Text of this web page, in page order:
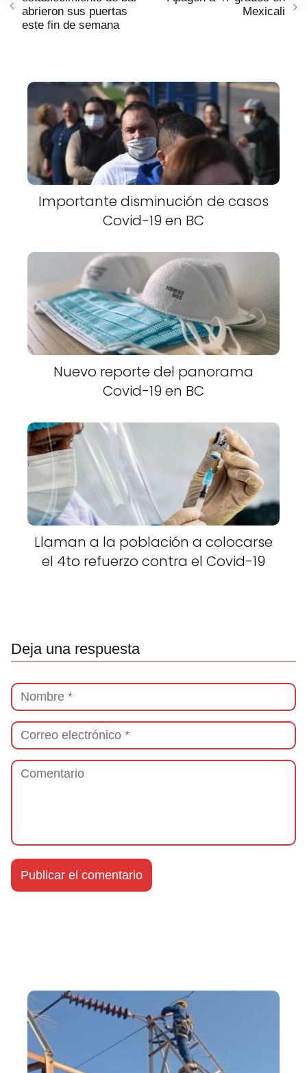
abrieron sus puertas
este fin de semana
Mexicali
Importante disminución de casos
Covid-19 en BC
Nuevo reporte del panorama
Covid-19 en BC
Llaman a la población a colocarse
el 4to refuerzo contra el Covid-19
Deja una respuesta